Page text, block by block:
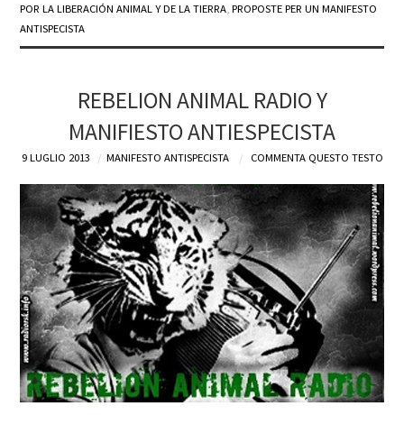
POR LA LIBERACIÓN ANIMAL Y DE LA TIERRA,PROPOSTE PER UN MANIFESTO
ANTISPECISTA
REBELION ANIMAL RADIO Y
MANIFIESTO ANTIESPECISTA
9 LUGLIO 2013 MANIFESTO ANTISPECISTA COMMENTA QUESTO TESTO